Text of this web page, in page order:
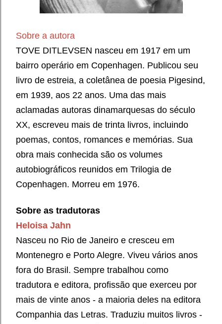
Sobre a autora
TOVE DITLEVSEN nasceu em 1917 em um
bairro operário em Copenhagen. Publicou seu
livro de estreia, a coletânea de poesia Pigesind,
em 1939, aos 22 anos. Uma das mais
aclamadas autoras dinamarquesas do século
XX, escreveu mais de trinta livros, incluindo
poemas, contos, romances e memórias. Sua
obra mais conhecida são os volumes
autobiográficos reunidos em Trilogia de
Copenhagen. Morreu em 1976.
Sobre as tradutoras
Heloisa Jahn
Nasceu no Rio de Janeiro e cresceu em
Montenegro e Porto Alegre. Viveu vários anos
fora do Brasil. Sempre trabalhou como
tradutora e editora, profissão que exerceu por
mais de vinte anos - a maioria deles na editora
Companhia das Letras. Traduziu muitos livros -